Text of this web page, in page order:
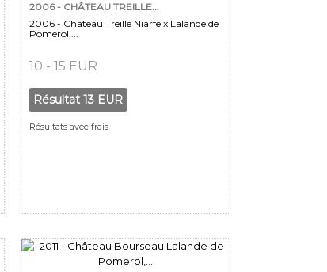
2006 - CHÂTEAU TREILLE...
2006 - Château Treille Niarfeix Lalande de
Pomerol,...
10 - 15 EUR
Résultat 13 EUR
Résultats avec frais